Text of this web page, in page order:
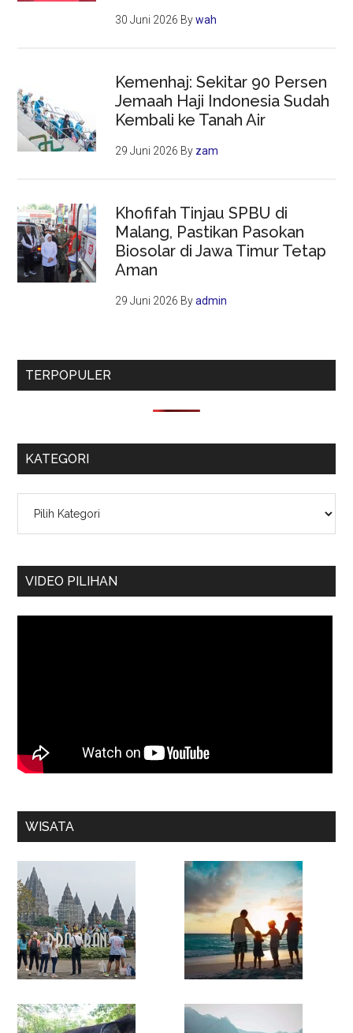
30 Juni 2026 Bywah
Kemenhaj: Sekitar 90 Persen
Jemaah Haji Indonesia Sudah
Kembali ke Tanah Air
29 Juni 2026 By zam
Khofifah Tinjau SPBU di
Malang, Pastikan Pasokan
Biosolar di Jawa Timur Tetap
Aman
29 Juni 2026 Byadmin
TERPOPULER
KATEGORI
VIDEO PILIHAN
WISATA